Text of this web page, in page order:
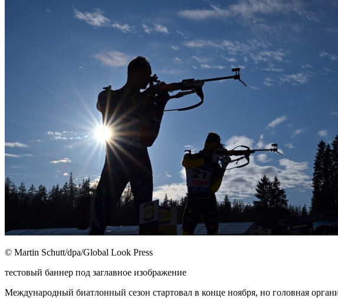
© Martin Schutt/dpa/Global Look Press
тестовый баннер под заглавное изображение
Международный биатлонный сезон стартовал в конце ноября, но головная